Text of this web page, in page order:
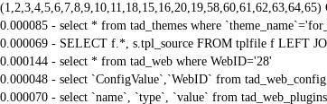
0.000085 - select * from tad_themes where
0.000069 - SELECT f.*, s.tpl_source FROM tplfile f LEFT
0.000144 - select * from tad_web where WebID='28'
0.000048 - select `ConfigValue`,`WebID` from
0.000070 - select `name`, `type`, `value` from